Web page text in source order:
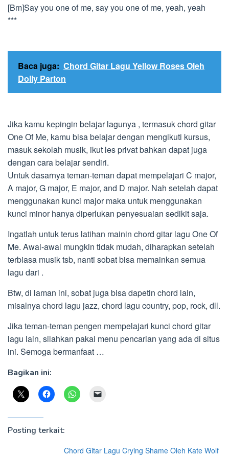
[Bm]Say you one of me, say you one of me, yeah, yeah
***
Baca juga: Chord Gitar Lagu Yellow Roses Oleh
Dolly Parton
Jika kamu kepingin belajar lagunya , termasuk chord gitar
One Of Me, kamu bisa belajar dengan mengikuti kursus,
masuk sekolah musik, ikut les privat bahkan dapat juga
dengan cara belajar sendiri.
Untuk dasarnya teman-teman dapat mempelajari C major,
A major, G major, E major, and D major. Nah setelah dapat
menggunakan kunci major maka untuk menggunakan
kunci minor hanya diperlukan penyesuaian sedikit saja.
Ingatlah untuk terus latihan mainin chord gitar lagu One Of
Me. Awal-awal mungkin tidak mudah, diharapkan setelah
terbiasa musik tsb, nanti sobat bisa memainkan semua
lagu dari .
Btw, di laman ini, sobat juga bisa dapetin chord lain,
misalnya chord lagu jazz, chord lagu country, pop, rock, dll.
Jika teman-teman pengen mempelajari kunci chord gitar
lagu lain, silahkan pakai menu pencarian yang ada di situs
ini. Semoga bermanfaat …
Bagikan ini:
Posting terkait:
Chord Gitar Lagu Crying Shame Oleh Kate Wolf